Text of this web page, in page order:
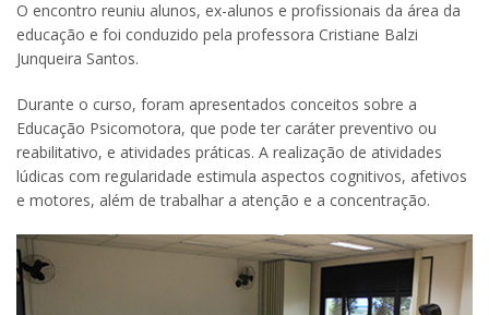
O encontro reuniu alunos, ex-alunos e profissionais da área da
educação e foi conduzido pela professora Cristiane Balzi
Junqueira Santos.
Durante o curso, foram apresentados conceitos sobre a
Educação Psicomotora, que pode ter caráter preventivo ou
reabilitativo, e atividades práticas. A realização de atividades
lúdicas com regularidade estimula aspectos cognitivos, afetivos
e motores, além de trabalhar a atenção e a concentração.